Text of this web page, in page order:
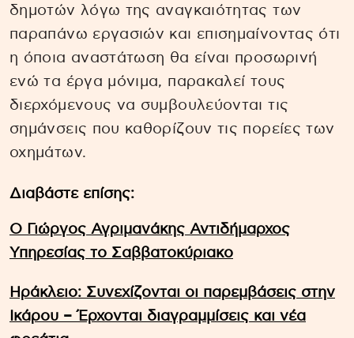
δημοτών λόγω της αναγκαιότητας των
παραπάνω εργασιών και επισημαίνοντας ότι
η όποια αναστάτωση θα είναι προσωρινή
ενώ τα έργα μόνιμα, παρακαλεί τους
διερχόμενους να συμβουλεύονται τις
σημάνσεις που καθορίζουν τις πορείες των
οχημάτων.
Διαβάστε επίσης:
Ο Γιώργος Αγριμανάκης Αντιδήμαρχος
Υπηρεσίας το Σαββατοκύριακο
Ηράκλειο: Συνεχίζονται οι παρεμβάσεις στην
Ικάρου – Έρχονται διαγραμμίσεις και νέα